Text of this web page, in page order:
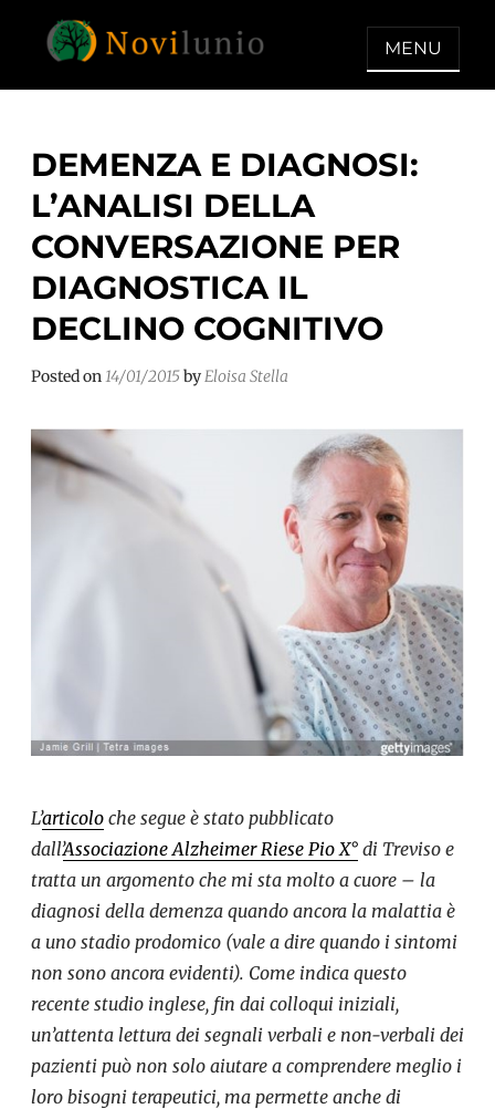
NOVILUNIO
Un aiuto con concreto dopo la
MENU
DEMENZA E DIAGNOSI:
L’ANALISI DELLA
CONVERSAZIONE PER
DIAGNOSTICA IL
DECLINO COGNITIVO
Posted on14/01/2015byEloisa Stella
L’articolo che segue è stato pubblicato
dall’Associazione Alzheimer Riese Pio X° di Treviso e
tratta un argomento che mi sta molto a cuore – la
diagnosi della demenza quando ancora la malattia è
a uno stadio prodomico (vale a dire quando i sintomi
non sono ancora evidenti). Come indica questo
recente studio inglese, fin dai colloqui iniziali,
un’attenta lettura dei segnali verbali e non-verbali dei
pazienti può non solo aiutare a comprendere meglio i
loro bisogni terapeutici, ma permette anche di